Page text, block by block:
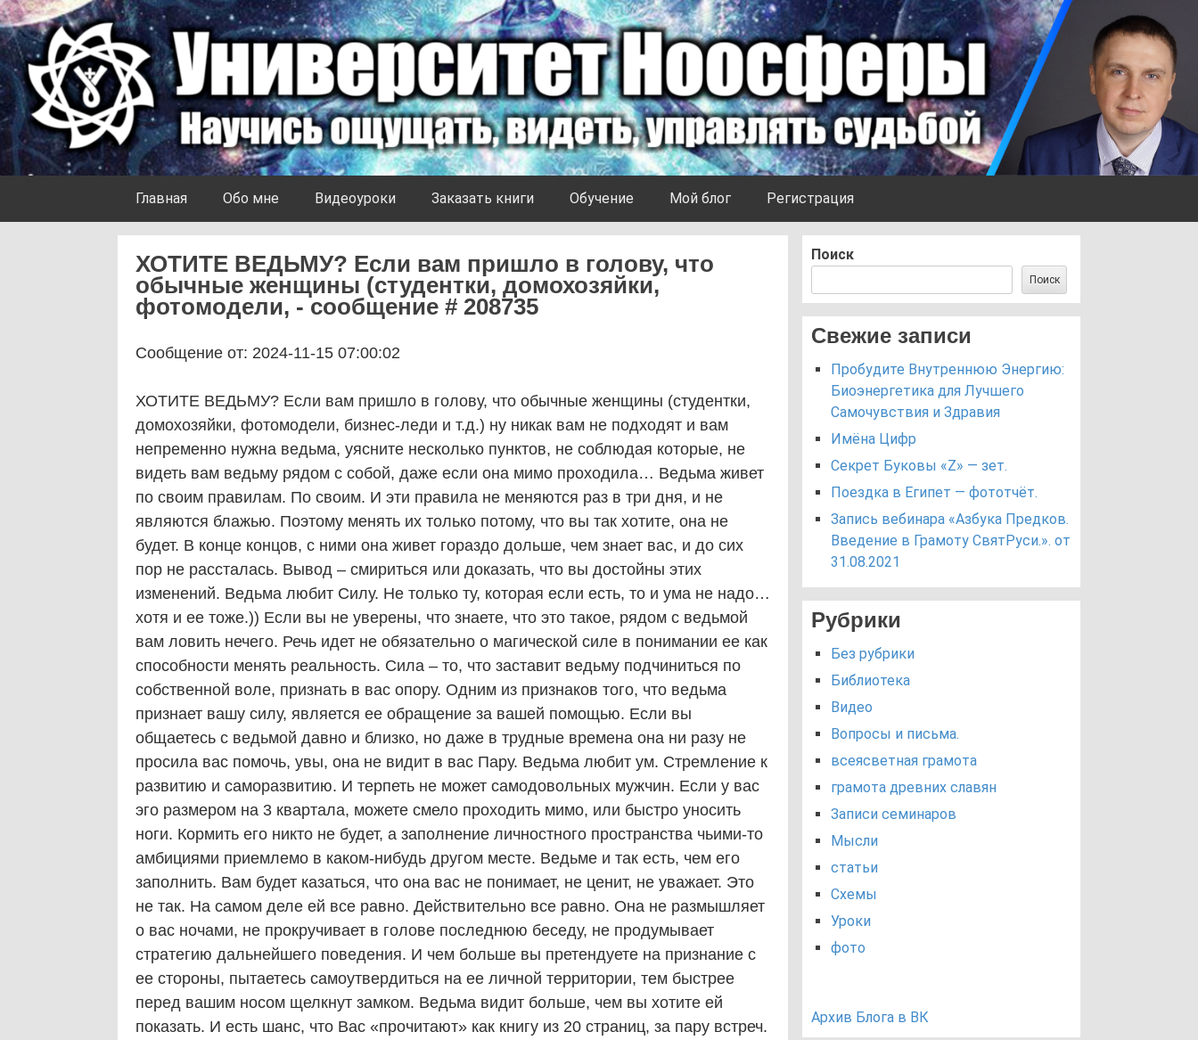
Университет Ноосферы
Главная Обо мне Видеоуроки Заказать книги Обучение Мой блог Регистрация
ХОТИТЕ ВЕДЬМУ? Если вам пришло в голову, что
обычные женщины (студентки, домохозяйки,
фотомодели, - сообщение # 208735
Сообщение от: 2024-11-15 07:00:02
ХОТИТЕ ВЕДЬМУ? Если вам пришло в голову, что обычные женщины (студентки,
домохозяйки, фотомодели, бизнес-леди и т.д.) ну никак вам не подходят и вам
непременно нужна ведьма, уясните несколько пунктов, не соблюдая которые, не
видеть вам ведьму рядом с собой, даже если она мимо проходила… Ведьма живет
по своим правилам. По своим. И эти правила не меняются раз в три дня, и не
являются блажью. Поэтому менять их только потому, что вы так хотите, она не
будет. В конце концов, с ними она живет гораздо дольше, чем знает вас, и до сих
пор не рассталась. Вывод – смириться или доказать, что вы достойны этих
изменений. Ведьма любит Силу. Не только ту, которая если есть, то и ума не надо…
хотя и ее тоже.)) Если вы не уверены, что знаете, что это такое, рядом с ведьмой
вам ловить нечего. Речь идет не обязательно о магической силе в понимании ее как
способности менять реальность. Сила – то, что заставит ведьму подчиниться по
собственной воле, признать в вас опору. Одним из признаков того, что ведьма
признает вашу силу, является ее обращение за вашей помощью. Если вы
общаетесь с ведьмой давно и близко, но даже в трудные времена она ни разу не
просила вас помочь, увы, она не видит в вас Пару. Ведьма любит ум. Стремление к
развитию и саморазвитию. И терпеть не может самодовольных мужчин. Если у вас
эго размером на 3 квартала, можете смело проходить мимо, или быстро уносить
ноги. Кормить его никто не будет, а заполнение личностного пространства чьими-то
амбициями приемлемо в каком-нибудь другом месте. Ведьме и так есть, чем его
заполнить. Вам будет казаться, что она вас не понимает, не ценит, не уважает. Это
не так. На самом деле ей все равно. Действительно все равно. Она не размышляет
о вас ночами, не прокручивает в голове последнюю беседу, не продумывает
стратегию дальнейшего поведения. И чем больше вы претендуете на признание с
ее стороны, пытаетесь самоутвердиться на ее личной территории, тем быстрее
перед вашим носом щелкнут замком. Ведьма видит больше, чем вы хотите ей
показать. И есть шанс, что Вас «прочитают» как книгу из 20 страниц, за пару встреч.
Поиск
Поиск
Свежие записи
Пробудите Внутреннюю Энергию:
Биоэнергетика для Лучшего
Самочувствия и Здравия
Имёна Цифр
Секрет Буковы «Z» — зет.
Поездка в Египет — фототчёт.
Запись вебинара «Азбука Предков.
Введение в Грамоту СвятРуси.». от
31.08.2021
Рубрики
Без рубрики
Библиотека
Видео
Вопросы и письма.
всеясветная грамота
грамота древних славян
Записи семинаров
Мысли
статьи
Схемы
Уроки
фото
Архив Блога в ВК